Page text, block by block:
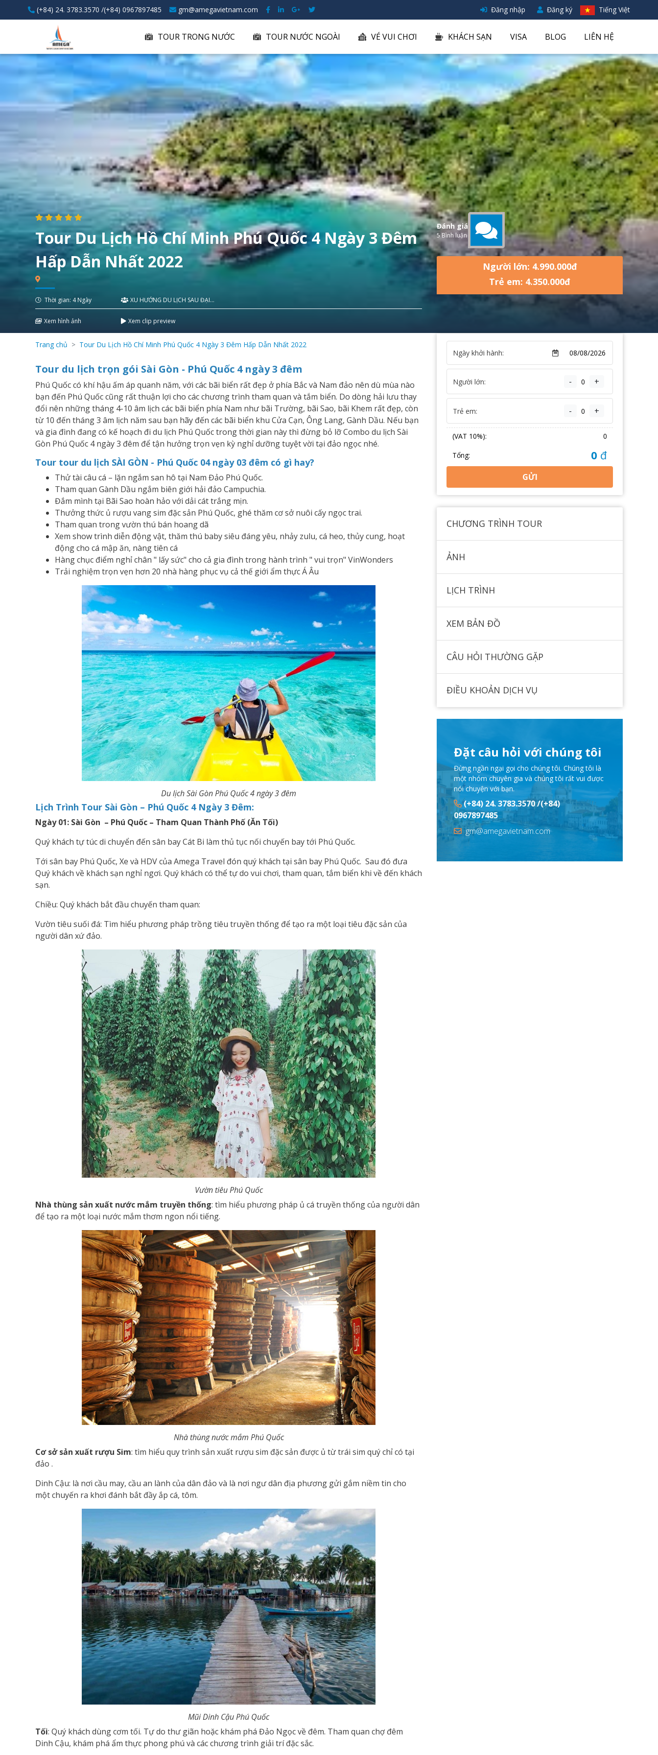
(+84) 24. 3783.3570 /(+84) 0967897485 gm@amegavietnam.com Đăng nhập Đăng ký Tiếng Việt
TOUR TRONG NƯỚC TOUR NƯỚC NGOÀI VÉ VUI CHƠI KHÁCH SẠN VISA BLOG LIÊN HỆ
Tour Du Lịch Hồ Chí Minh Phú Quốc 4 Ngày 3 Đêm
Hấp Dẫn Nhất 2022
Thời gian: 4 Ngày
XU HƯỚNG DU LỊCH SAU ĐẠI
DỊCH
Xem hình ảnh
Xem clip preview
Đánh giá
5 Bình luận
Người lớn: 4.990.000đ
Trẻ em: 4.350.000đ
Trang chủ Tour Du Lịch Hồ Chí Minh Phú Quốc 4 Ngày 3 Đêm Hấp Dẫn Nhất 2022
​Tour du lịch trọn gói Sài Gòn - Phú Quốc 4 ngày 3 đêm
Phú Quốc có khí hậu ấm áp quanh năm, với các bãi biển rất đẹp ở phía Bắc và Nam đảo nên dù mùa nào
bạn đến Phú Quốc cũng rất thuận lợi cho các chương trình tham quan và tắm biển. Do dòng hải lưu thay
đổi nên những tháng 4-10 âm lịch các bãi biển phía Nam như bãi Trường, bãi Sao, bãi Khem rất đẹp, còn
từ 10 đến tháng 3 âm lịch năm sau bạn hãy đến các bãi biển khu Cửa Cạn, Ông Lang, Gành Dầu. Nếu bạn
và gia đình đang có kế hoạch đi du lịch Phú Quốc trong thời gian này thì đừng bỏ lỡ Combo du lịch Sài
Gòn Phú Quốc 4 ngày 3 đêm để tận hưởng trọn vẹn kỳ nghỉ dưỡng tuyệt vời tại đảo ngọc nhé.
Tour tour du lịch SÀI GÒN - Phú Quốc 04 ngày 03 đêm có gì hay?
Thử tài câu cá – lặn ngắm san hô tại Nam Đảo Phú Quốc.
Tham quan Gành Dầu ngắm biên giới hải đảo Campuchia.
Đắm mình tại Bãi Sao hoàn hảo với dải cát trắng mịn.
Thưởng thức ủ rượu vang sim đặc sản Phú Quốc, ghé thăm cơ sở nuôi cấy ngọc trai.
Tham quan trong vườn thú bán hoang dã
Xem show trình diễn động vật, thăm thú baby siêu đáng yêu, nhảy zulu, cá heo, thủy cung, hoạt
động cho cá mập ăn, nàng tiên cá
Hàng chục điểm nghỉ chân " lấy sức" cho cả gia đình trong hành trình " vui trọn" VinWonders
Trải nghiệm trọn vẹn hơn 20 nhà hàng phục vụ cả thế giới ẩm thực Á Âu
Du lịch Sài Gòn Phú Quốc 4 ngày 3 đêm
Lịch Trình Tour Sài Gòn – Phú Quốc 4 Ngày 3 Đêm:
Ngày 01: Sài Gòn – Phú Quốc – Tham Quan Thành Phố (Ăn Tối)
Quý khách tự túc di chuyển đến sân bay Cát Bi làm thủ tục nối chuyến bay tới Phú Quốc.
Tới sân bay Phú Quốc, Xe và HDV của Amega Travel đón quý khách tại sân bay Phú Quốc. Sau đó đưa
Quý khách về khách sạn nghỉ ngơi. Quý khách có thể tự do vui chơi, tham quan, tắm biển khi về đến khách
sạn.
Chiều: Quý khách bắt đầu chuyến tham quan:
Vườn tiêu suối đá: Tìm hiểu phương pháp trồng tiêu truyền thống để tạo ra một loại tiêu đặc sản của
người dân xứ đảo.
Vườn tiêu Phú Quốc
Nhà thùng sản xuất nước mắm truyền thống: tìm hiểu phương pháp ủ cá truyền thống của người dân
để tạo ra một loại nước mắm thơm ngon nổi tiếng.
Nhà thùng nước mắm Phú Quốc
Cơ sở sản xuất rượu Sim: tìm hiểu quy trình sản xuất rượu sim đặc sản được ủ từ trái sim quý chỉ có tại
đảo .
Dinh Cậu: là nơi cầu may, cầu an lành của dân đảo và là nơi ngư dân địa phương gửi gắm niềm tin cho
một chuyến ra khơi đánh bắt đầy ắp cá, tôm.
Mũi Dinh Cậu Phú Quốc
Tối: Quý khách dùng cơm tối. Tự do thư giãn hoặc khám phá Đảo Ngọc về đêm. Tham quan chợ đêm
Dinh Cậu, khám phá ẩm thực phong phú và các chương trình giải trí đặc sắc.
Ngày khởi hành:
Người lớn: - +
Trẻ em: - +
(VAT 10%): 0
Tổng: 0 đ
GỬI
CHƯƠNG TRÌNH TOUR
ẢNH
LỊCH TRÌNH
XEM BẢN ĐỒ
CÂU HỎI THƯỜNG GẶP
ĐIỀU KHOẢN DỊCH VỤ
Đặt câu hỏi với chúng tôi
Đừng ngần ngại gọi cho chúng tôi. Chúng tôi là
một nhóm chuyên gia và chúng tôi rất vui được
nói chuyện với bạn.
(+84) 24. 3783.3570 /(+84)
0967897485
gm@amegavietnam.com